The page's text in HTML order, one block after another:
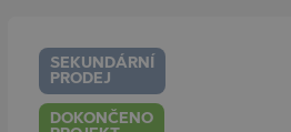
SEKUNDÁRNÍ
PRODEJ
DOKONČENO